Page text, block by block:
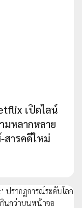
เปิดไลน์
หลากหลาย
ารคดีใหม่